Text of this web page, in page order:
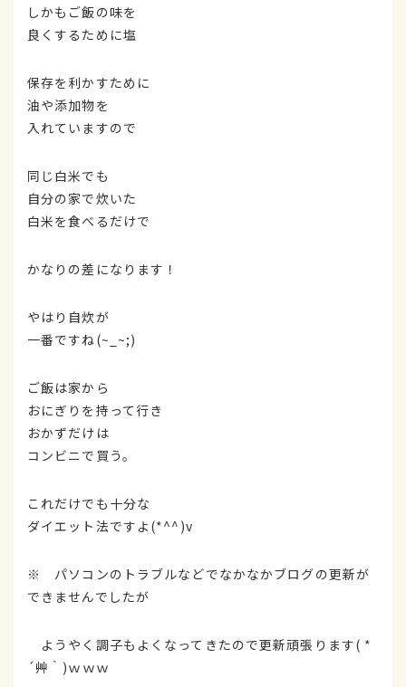
しかもご飯の味を
良くするために塩
保存を利かすために
油や添加物を
入れていますので
同じ白米でも
自分の家で炊いた
白米を食べるだけで
かなりの差になります！
やはり自炊が
一番ですね(~_~;)
ご飯は家から
おにぎりを持って行き
おかずだけは
コンビニで買う。
これだけでも十分な
ダイエット法ですよ(*^^)v
※ パソコンのトラブルなどでなかなかブログの更新が
できませんでしたが
ようやく調子もよくなってきたので更新頑張ります( *
´艸｀)ｗｗｗ